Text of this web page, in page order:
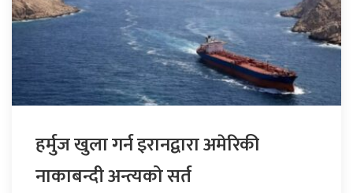
हर्मुज खुला गर्न इरानद्वारा अमेरिकी
नाकाबन्दी अन्त्यको सर्त